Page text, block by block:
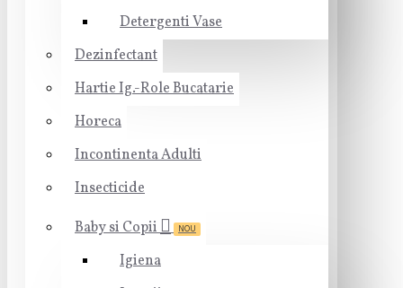
Detergenti Vase
Dezinfectant
Hartie Ig.-Role Bucatarie
Horeca
Incontinenta Adulti
Insecticide
Baby si Copii
NOU
Igiena